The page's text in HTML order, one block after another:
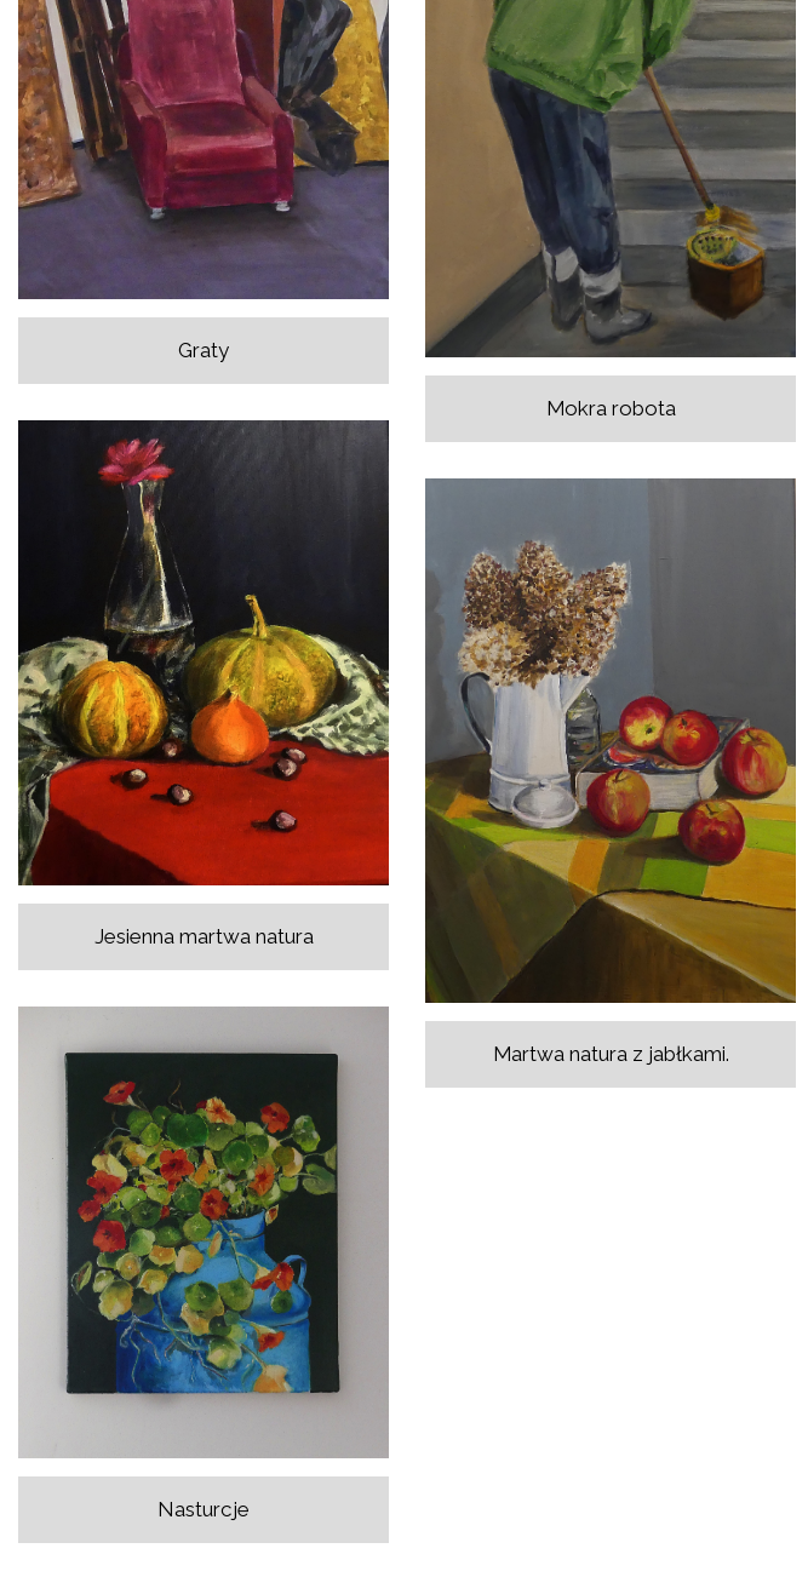
Graty
Mokra robota
Jesienna martwa natura
Martwa natura z jabłkami.
Nasturcje